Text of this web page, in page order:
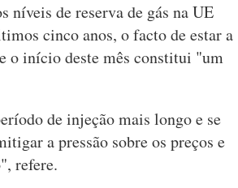
níveis de reserva de gás na UE
cinco anos, o facto de estar a
o início deste mês constitui "um
de injeção mais longo e se
a pressão sobre os preços e
refere.